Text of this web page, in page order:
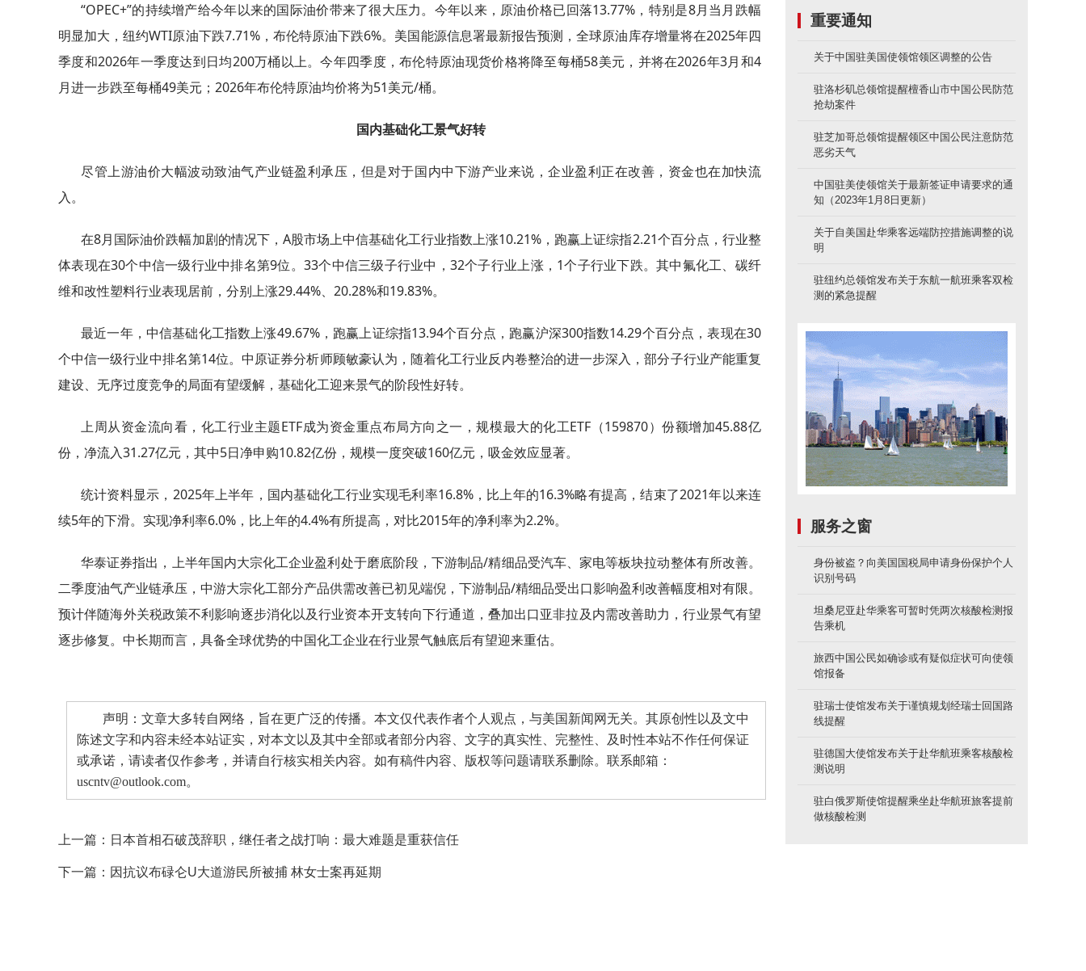
“OPEC+”的持续增产给今年以来的国际油价带来了很大压力。今年以来，原油价格已回落13.77%，特别是8月当月跌幅
明显加大，纽约WTI原油下跌7.71%，布伦特原油下跌6%。美国能源信息署最新报告预测，全球原油库存增量将在2025年四
季度和2026年一季度达到日均200万桶以上。今年四季度，布伦特原油现货价格将降至每桶58美元，并将在2026年3月和4
月进一步跌至每桶49美元；2026年布伦特原油均价将为51美元/桶。
国内基础化工景气好转
尽管上游油价大幅波动致油气产业链盈利承压，但是对于国内中下游产业来说，企业盈利正在改善，资金也在加快流
入。
在8月国际油价跌幅加剧的情况下，A股市场上中信基础化工行业指数上涨10.21%，跑赢上证综指2.21个百分点，行业整
体表现在30个中信一级行业中排名第9位。33个中信三级子行业中，32个子行业上涨，1个子行业下跌。其中氟化工、碳纤
维和改性塑料行业表现居前，分别上涨29.44%、20.28%和19.83%。
最近一年，中信基础化工指数上涨49.67%，跑赢上证综指13.94个百分点，跑赢沪深300指数14.29个百分点，表现在30
个中信一级行业中排名第14位。中原证券分析师顾敏豪认为，随着化工行业反内卷整治的进一步深入，部分子行业产能重复
建设、无序过度竞争的局面有望缓解，基础化工迎来景气的阶段性好转。
上周从资金流向看，化工行业主题ETF成为资金重点布局方向之一，规模最大的化工ETF（159870）份额增加45.88亿
份，净流入31.27亿元，其中5日净申购10.82亿份，规模一度突破160亿元，吸金效应显著。
统计资料显示，2025年上半年，国内基础化工行业实现毛利率16.8%，比上年的16.3%略有提高，结束了2021年以来连
续5年的下滑。实现净利率6.0%，比上年的4.4%有所提高，对比2015年的净利率为2.2%。
华泰证券指出，上半年国内大宗化工企业盈利处于磨底阶段，下游制品/精细品受汽车、家电等板块拉动整体有所改善。
二季度油气产业链承压，中游大宗化工部分产品供需改善已初见端倪，下游制品/精细品受出口影响盈利改善幅度相对有限。
预计伴随海外关税政策不利影响逐步消化以及行业资本开支转向下行通道，叠加出口亚非拉及内需改善助力，行业景气有望
逐步修复。中长期而言，具备全球优势的中国化工企业在行业景气触底后有望迎来重估。
声明：文章大多转自网络，旨在更广泛的传播。本文仅代表作者个人观点，与美国新闻网无关。其原创性以及文中
陈述文字和内容未经本站证实，对本文以及其中全部或者部分内容、文字的真实性、完整性、及时性本站不作任何保证
或承诺，请读者仅作参考，并请自行核实相关内容。如有稿件内容、版权等问题请联系删除。联系邮箱：
uscntv@outlook.com。
上一篇： 日本首相石破茂辞职，继任者之战打响：最大难题是重获信任
下一篇： 因抗议布碌仑U大道游民所被捕 林女士案再延期
重要通知
关于中国驻美国使领馆领区调整的公告
驻洛杉矶总领馆提醒檀香山市中国公民防范
抢劫案件
驻芝加哥总领馆提醒领区中国公民注意防范
恶劣天气
中国驻美使领馆关于最新签证申请要求的通
知（2023年1月8日更新）
关于自美国赴华乘客远端防控措施调整的说
明
驻纽约总领馆发布关于东航一航班乘客双检
测的紧急提醒
服务之窗
身份被盗？向美国国税局申请身份保护个人
识别号码
坦桑尼亚赴华乘客可暂时凭两次核酸检测报
告乘机
旅西中国公民如确诊或有疑似症状可向使领
馆报备
驻瑞士使馆发布关于谨慎规划经瑞士回国路
线提醒
驻德国大使馆发布关于赴华航班乘客核酸检
测说明
驻白俄罗斯使馆提醒乘坐赴华航班旅客提前
做核酸检测